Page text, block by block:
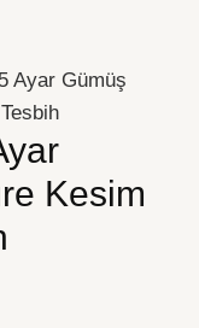
Ayar Gümüş
Kesim